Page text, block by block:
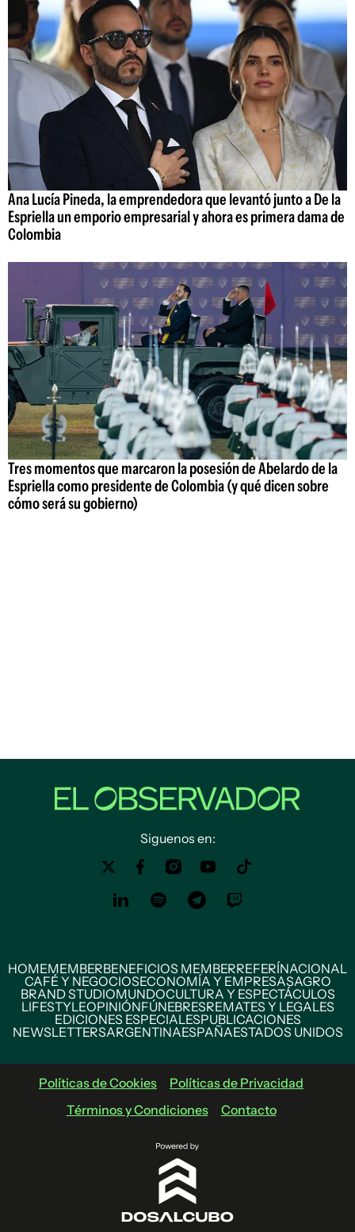
Ana Lucía Pineda, la emprendedora que levantó junto a De la
Espriella un emporio empresarial y ahora es primera dama de
Colombia
Tres momentos que marcaron la posesión de Abelardo de la
Espriella como presidente de Colombia (y qué dicen sobre
cómo será su gobierno)
Siguenos en:
HOMEMEMBERBENEFICIOS MEMBERREFERÍNACIONAL
CAFÉ Y NEGOCIOSECONOMÍA Y EMPRESASAGRO
BRAND STUDIOMUNDOCULTURA Y ESPECTÁCULOS
LIFESTYLEOPINIÓNFÚNEBRESREMATES Y LEGALES
EDICIONES ESPECIALESPUBLICACIONES
NEWSLETTERSARGENTINAESPAÑAESTADOS UNIDOS
Políticas de Cookies
Políticas de Privacidad
Términos y Condiciones
Contacto